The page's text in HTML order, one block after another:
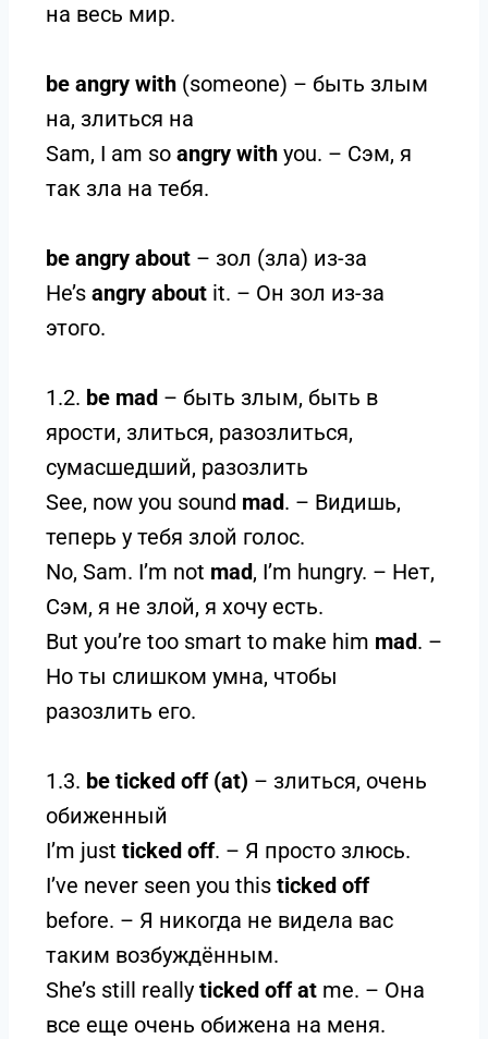
на весь мир.
be angry with (someone) – быть злым
на, злиться на
Sam, I am so angry with you. – Сэм, я
так зла на тебя.
be angry about – зол (зла) из-за
He’s angry about it. – Он зол из-за
этого.
1.2. be mad – быть злым, быть в
ярости, злиться, разозлиться,
сумасшедший, разозлить
See, now you sound mad. – Видишь,
теперь у тебя злой голос.
No, Sam. I’m not mad, I’m hungry. – Нет,
Сэм, я не злой, я хочу есть.
But you’re too smart to make him mad. –
Но ты слишком умна, чтобы
разозлить его.
1.3. be ticked off (at) – злиться, очень
обиженный
I’m just ticked off. – Я просто злюсь.
I’ve never seen you this ticked off
before. – Я никогда не видела вас
таким возбуждённым.
She’s still really ticked off at me. – Она
все еще очень обижена на меня.